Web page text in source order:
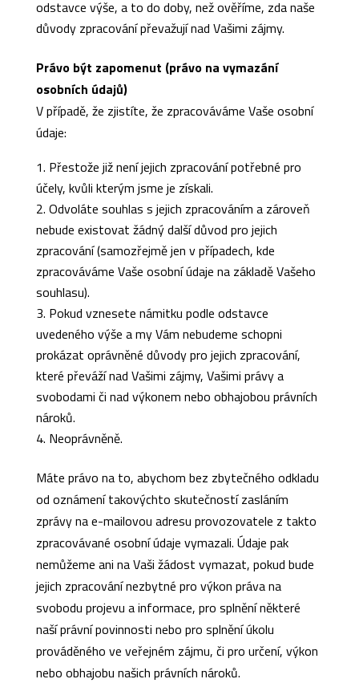
odstavce výše, a to do doby, než ověříme, zda naše
důvody zpracování převažují nad Vašimi zájmy.
Právo být zapomenut (právo na vymazání
osobních údajů)
V případě, že zjistíte, že zpracováváme Vaše osobní
údaje:
Přestože již není jejich zpracování potřebné pro
účely, kvůli kterým jsme je získali.
Odvoláte souhlas s jejich zpracováním a zároveň
nebude existovat žádný další důvod pro jejich
zpracování (samozřejmě jen v případech, kde
zpracováváme Vaše osobní údaje na základě Vašeho
souhlasu).
Pokud vznesete námitku podle odstavce
uvedeného výše a my Vám nebudeme schopni
prokázat oprávněné důvody pro jejich zpracování,
které převáží nad Vašimi zájmy, Vašimi právy a
svobodami či nad výkonem nebo obhajobou právních
nároků.
Neoprávněně.
Máte právo na to, abychom bez zbytečného odkladu
od oznámení takovýchto skutečností zasláním
zprávy na e-mailovou adresu provozovatele z takto
zpracovávané osobní údaje vymazali. Údaje pak
nemůžeme ani na Vaši žádost vymazat, pokud bude
jejich zpracování nezbytné pro výkon práva na
svobodu projevu a informace, pro splnění některé
naší právní povinnosti nebo pro splnění úkolu
prováděného ve veřejném zájmu, či pro určení, výkon
nebo obhajobu našich právních nároků.